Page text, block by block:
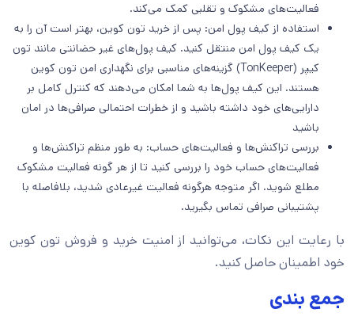
فعالیت‌های مشکوک و تقلبی کمک می‌کند.
استفاده از کیف پول امن: پس از خرید تون کوین، بهتر است آن را به
یک کیف پول امن منتقل کنید. کیف پول‌های غیر حضانتی مانند تون
کیپر (TonKeeper) گزینه‌های مناسبی برای نگهداری امن تون کوین
هستند. این کیف پول‌ها به شما امکان می‌دهند که کنترل کامل بر
دارایی‌های خود داشته باشید و از خطرات احتمالی صرافی‌ها در امان
باشید
بررسی تراکنش‌ها و فعالیت‌های حساب: به‌ طور منظم تراکنش‌ها و
فعالیت‌های حساب خود را بررسی کنید تا از هر گونه فعالیت مشکوک
مطلع شوید. اگر متوجه هرگونه فعالیت غیرعادی شدید، بلافاصله با
پشتیبانی صرافی تماس بگیرید.
با رعایت این نکات، می‌توانید از امنیت خرید و فروش تون کوین
خود اطمینان حاصل کنید.
جمع بندی